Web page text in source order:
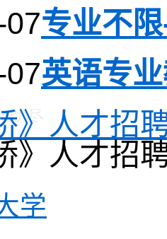
专业不
英语专
学